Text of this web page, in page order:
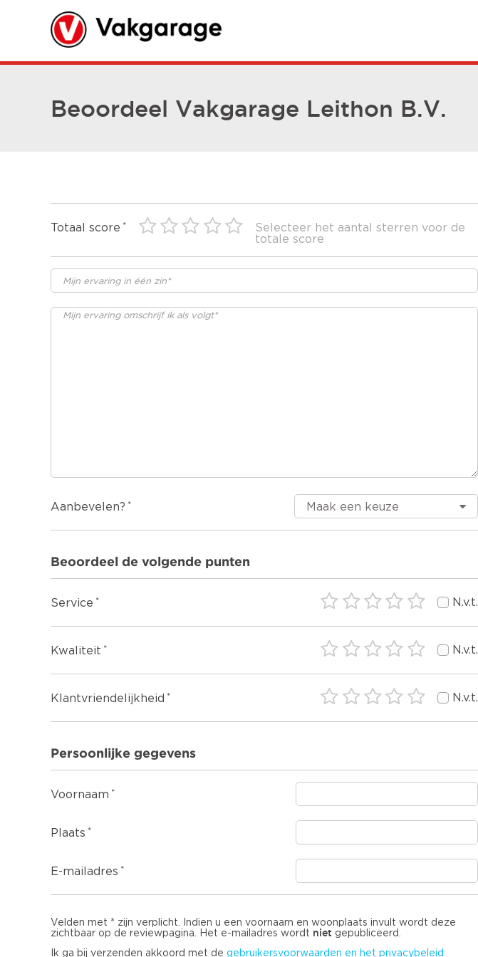
Beoordeel Vakgarage Leithon B.V.
Totaal score
Selecteer het aantal sterren voor de
totale score
Aanbevelen?
Beoordeel de volgende punten
Service N.v.t.
Kwaliteit N.v.t.
Klantvriendelijkheid N.v.t.
Persoonlijke gegevens
Voornaam
Plaats
E-mailadres
Velden met * zijn verplicht. Indien u een voornaam en woonplaats invult wordt deze
zichtbaar op de reviewpagina. Het e-mailadres wordt niet gepubliceerd.
Ik ga bij verzenden akkoord met de gebruikersvoorwaarden en het privacybeleid